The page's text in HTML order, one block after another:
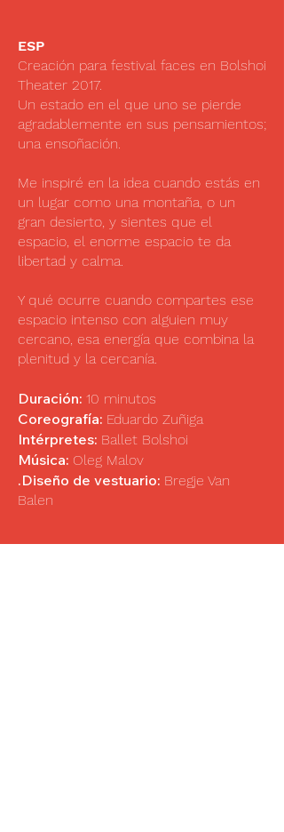
ESP
Creación para festival faces en Bolshoi
Theater 2017.
Un estado en el que uno se pierde
agradablemente en sus pensamientos;
una ensoñación.
Me inspiré en la idea cuando estás en
un lugar como una montaña, o un
gran desierto, y sientes que el
espacio, el enorme espacio te da
libertad y calma.
Y qué ocurre cuando compartes ese
espacio intenso con alguien muy
cercano, esa energía que combina la
plenitud y la cercanía.
Duración: 10 minutos
Coreografía: Eduardo Zuñiga
Intérpretes: Ballet Bolshoi
Música: Oleg Malov
.Diseño de vestuario: Bregje Van
Balen